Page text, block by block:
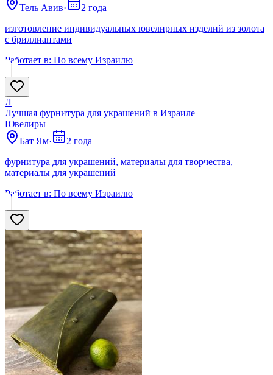
Тель Авив·
2 года
изготовление индивидуальных ювелирных изделий из золота
с бриллиантами
Работает в: По всему Израилю
Л
Лучшая фурнитура для украшений в Израиле
Ювелиры
Бат Ям·
2 года
фурнитура для украшений, материалы для творчества,
материалы для украшений
Работает в: По всему Израилю